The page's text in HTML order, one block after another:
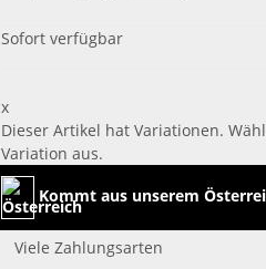
Sofort verfügbar
x
Dieser Artikel hat Variationen.
Variation aus.
Kommt aus unserem
Viele Zahlungsarten